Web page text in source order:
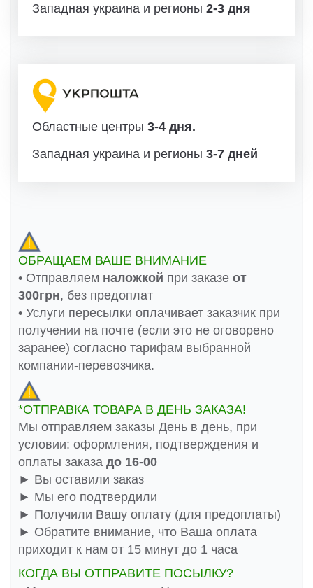
Западная украина и регионы 2-3 дня
Областные центры 3-4 дня.
Западная украина и регионы 3-7 дней
ОБРАЩАЕМ ВАШЕ ВНИМАНИЕ
• Отправляем наложкой при заказе от
300грн, без предоплат
• Услуги пересылки оплачивает заказчик при
получении на почте (если это не оговорено
заранее) согласно тарифам выбранной
компании-перевозчика.
*ОТПРАВКА ТОВАРА В ДЕНЬ ЗАКАЗА!
Мы отправляем заказы День в день, при
условии: оформления, подтверждения и
оплаты заказа до 16-00
► Вы оставили заказ
► Мы его подтвердили
► Получили Вашу оплату (для предоплаты)
► Обратите внимание, что Ваша оплата
приходит к нам от 15 минут до 1 часа
КОГДА ВЫ ОТПРАВИТЕ ПОСЫЛКУ?